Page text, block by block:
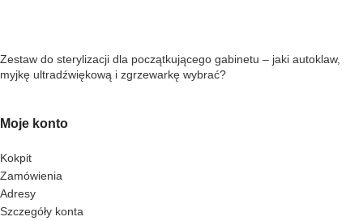
Zestaw do sterylizacji dla początkującego gabinetu – jaki autoklaw,
myjkę ultradźwiękową i zgrzewarkę wybrać?
Moje konto
Kokpit
Zamówienia
Adresy
Szczegóły konta